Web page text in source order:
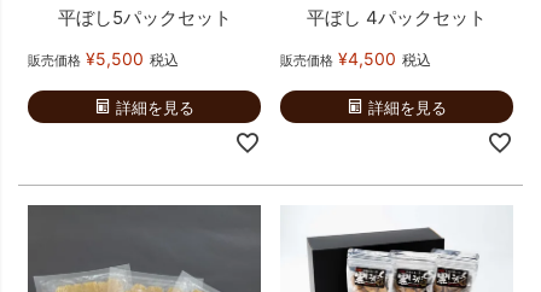
平ぼし5パックセット
販売価格 ¥5,500 税込
詳細を見る
平ぼし 4パックセット
販売価格 ¥4,500 税込
詳細を見る